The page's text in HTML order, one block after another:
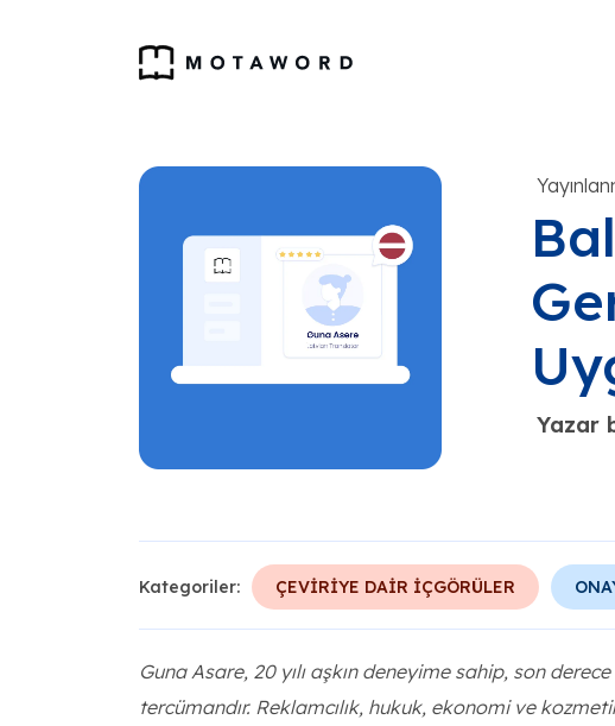
Yazar
Kategoriler: ÇEVİRİYE DAİR İÇGÖRÜLER
Guna Asare, 20 yılı aşkın deneyime sahip, son
tercümandır. Reklamcılık, hukuk, ekonomi ve